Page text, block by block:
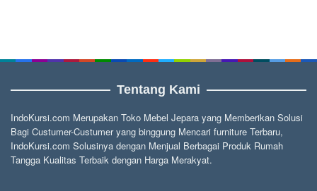
Tentang Kami
IndoKursi.com Merupakan Toko Mebel Jepara yang Memberikan Solusi
Bagi Custumer-Custumer yang binggung Mencari furniture Terbaru,
IndoKursi.com Solusinya dengan Menjual Berbagai Produk Rumah
Tangga Kualitas Terbaik dengan Harga Merakyat.